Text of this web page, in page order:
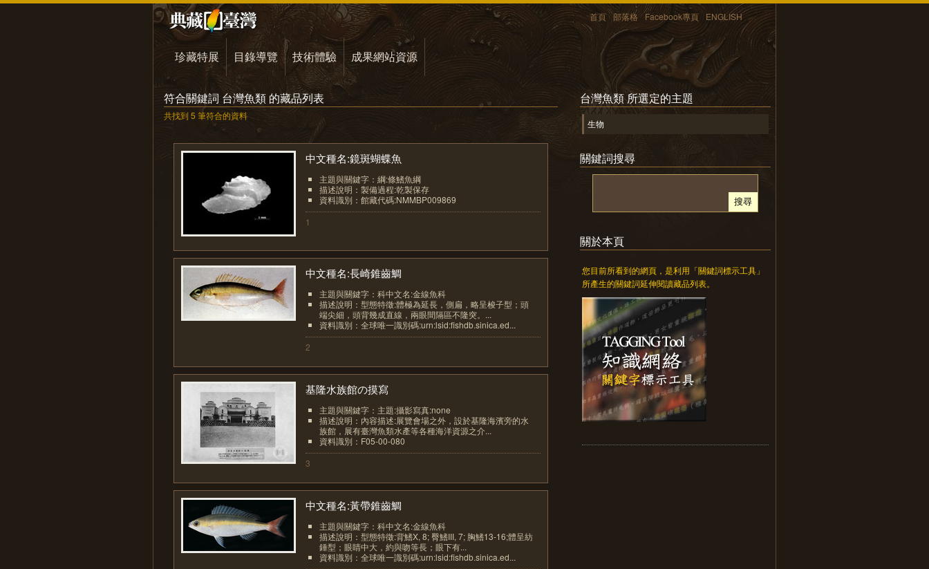
首頁 部落格 Facebook專頁 ENGLISH
珍藏特展 目錄導覽 技術體驗 成果網站資源
符合關鍵詞 台灣魚類 的藏品列表
共找到 5 筆符合的資料
中文種名:鏡斑蝴蝶魚
主題與關鍵字：綱:條鰭魚綱
描述說明：製備過程:乾製保存
資料識別：館藏代碼:NMMBP009869
1
中文種名:長崎錐齒鯛
主題與關鍵字：科中文名:金線魚科
描述說明：型態特徵:體極為延長，側扁，略呈梭子型；頭
端尖細，頭背幾成直線，兩眼間隔區不隆突。...
資料識別：全球唯一識別碼:urn:lsid:fishdb.sinica.ed...
2
基隆水族館の摸寫
主題與關鍵字：主題:攝影寫真:none
描述說明：內容描述:展覽會場之外，設於基隆海濱旁的水
族館，展有臺灣魚類水產等各種海洋資源之介...
資料識別：F05-00-080
3
中文種名:黃帶錐齒鯛
主題與關鍵字：科中文名:金線魚科
描述說明：型態特徵:背鰭X, 8; 臀鰭III, 7; 胸鰭13-16;體呈紡
錘型；眼睛中大，約與吻等長；眼下有...
資料識別：全球唯一識別碼:urn:lsid:fishdb.sinica.ed...
台灣魚類 所選定的主題
生物
關鍵詞搜尋
關於本頁
您目前所看到的網頁，是利用「關鍵詞標示工具」
所產生的關鍵詞延伸閱讀藏品列表。